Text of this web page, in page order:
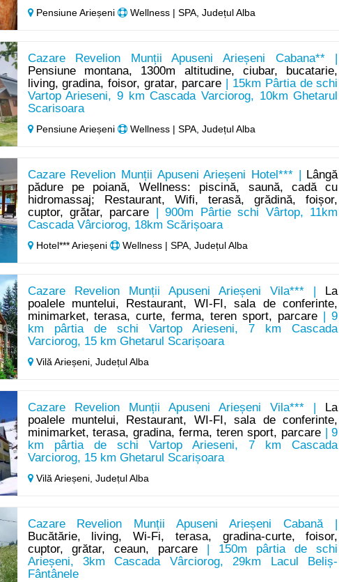
Pensiune Arieșeni Wellness | SPA, Județul Alba
Cazare Revelion Munții Apuseni Arieșeni Cabana** |
Pensiune montana, 1300m altitudine, ciubar, bucatarie,
living, gradina, foisor, gratar, parcare | 15km Pârtia de schi
Vartop Arieseni, 9 km Cascada Varciorog, 10km Ghetarul
Scarisoara
Pensiune Arieșeni Wellness | SPA, Județul Alba
Cazare Revelion Munții Apuseni Arieșeni Hotel*** |
Lângă
pădure pe poiană, Wellness: piscină, saună, cadă cu
hidromassaj; Restaurant, Wifi, terasă, grădină, foișor,
cuptor, grătar, parcare | 900m Pârtie schi Vârtop, 11km
Cascada Vârciorog, 18km Scărișoara
Hotel*** Arieșeni Wellness | SPA, Județul Alba
Cazare Revelion Munții Apuseni Arieșeni Vila*** |
La
poalele muntelui, Restaurant, WI-FI, sala de conferinte,
minimarket, terasa, curte, ferma, teren sport, parcare | 9
km pârtia de schi Vartop Arieseni, 7 km Cascada
Varciorog, 15 km Ghetarul Scarișoara
Vilă Arieșeni, Județul Alba
Cazare Revelion Munții Apuseni Arieșeni Vila*** |
La
poalele muntelui, Restaurant, WI-FI, sala de conferinte,
minimarket, terasa, gradina, ferma, teren sport, parcare| 9
km pârtia de schi Vartop Arieseni, 7 km Cascada
Varciorog, 15 km Ghetarul Scarișoara
Vilă Arieșeni, Județul Alba
Cazare Revelion Munții Apuseni Arieșeni Cabană |
Bucătărie, living, Wi-Fi, terasa, gradina-curte, foisor,
cuptor, grătar, ceaun, parcare | 150m pârtia de schi
Arieșeni, 3km Cascada Vârciorog, 29km Lacul Beliș-
Fântânele